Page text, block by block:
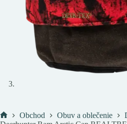
Obchod Obuv a oblečenie